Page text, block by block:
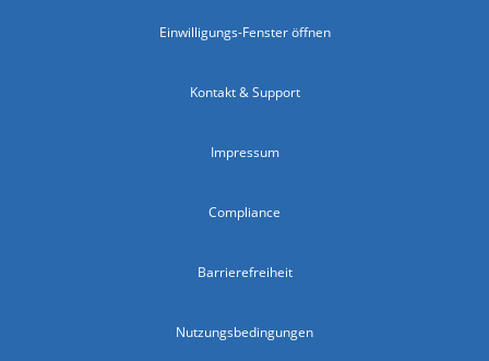
Einwilligungs-Fenster öffnen
Kontakt & Support
Impressum
Compliance
Barrierefreiheit
Nutzungsbedingungen